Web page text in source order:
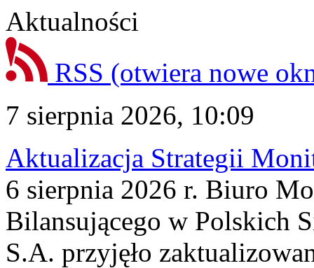
Aktualności
RSS (otwiera nowe
7 sierpnia 2026, 10:09
Aktualizacja Strategii
6 sierpnia 2026 r. Biuro
Bilansującego w Polskich
S.A. przyjęło